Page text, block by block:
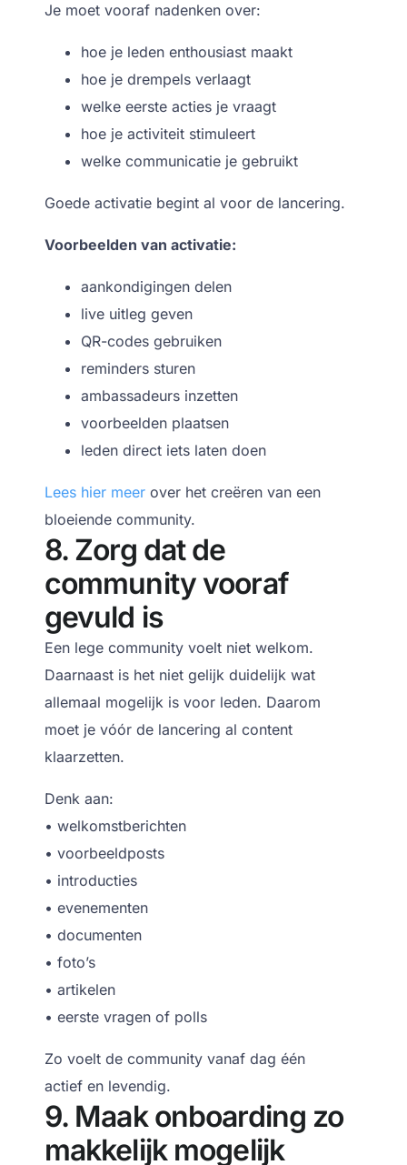
Je moet vooraf nadenken over:
hoe je leden enthousiast maakt
hoe je drempels verlaagt
welke eerste acties je vraagt
hoe je activiteit stimuleert
welke communicatie je gebruikt
Goede activatie begint al voor de lancering.
Voorbeelden van activatie:
aankondigingen delen
live uitleg geven
QR-codes gebruiken
reminders sturen
ambassadeurs inzetten
voorbeelden plaatsen
leden direct iets laten doen
Lees hier meerover het creëren van een
bloeiende community.
8. Zorg dat de
community vooraf
gevuld is
Een lege community voelt niet welkom.
Daarnaast is het niet gelijk duidelijk wat
allemaal mogelijk is voor leden. Daarom
moet je vóór de lancering al content
klaarzetten.
Denk aan:
• welkomstberichten
• voorbeeldposts
• introducties
• evenementen
• documenten
• foto’s
• artikelen
• eerste vragen of polls
Zo voelt de community vanaf dag één
actief en levendig.
9. Maak onboarding zo
makkelijk mogelijk